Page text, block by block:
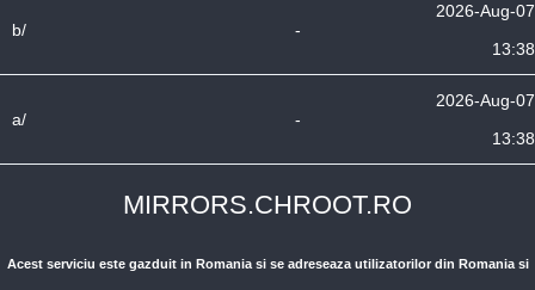
b/ -
2026-Aug-07
13:38
a/ -
2026-Aug-07
13:38
MIRRORS.CHROOT.RO
Acest serviciu este gazduit in Romania si se adreseaza utilizatorilor din Romania si